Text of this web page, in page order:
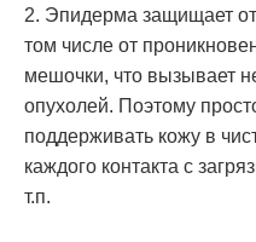
2. Эпидерма защищает
том числе от
мешочки, что вызывает
опухолей. Поэтому
поддерживать кожу в
каждого контакта с
т.п.